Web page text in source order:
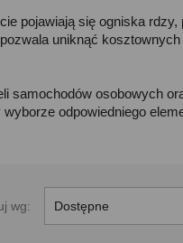
pojawiają się ogniska rdzy,
pozwala uniknąć kosztownych
samochodów osobowych
odpowiedniego
wg: Dostępne